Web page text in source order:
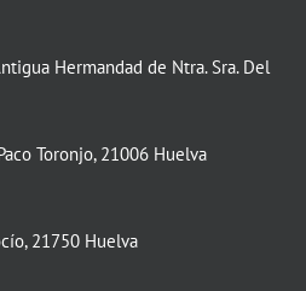
Hermandad de Ntra. Sra. Del
Toronjo, 21006 Huelva
21750 Huelva